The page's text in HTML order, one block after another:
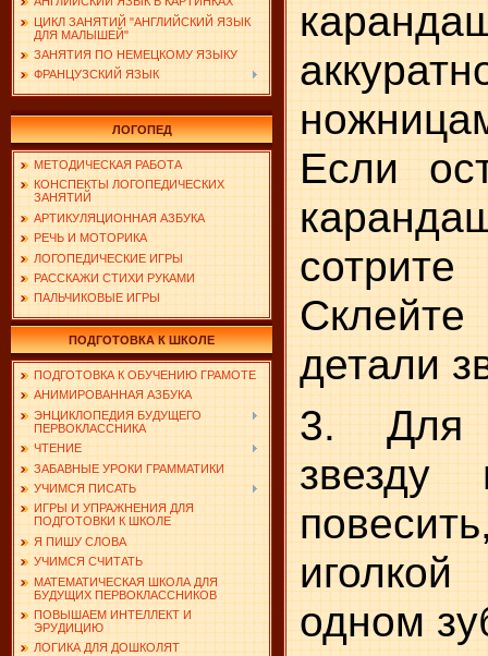
ЦИКЛ ЗАНЯТИЙ "АНГЛИЙСКИЙ ЯЗЫК
ДЛЯ МАЛЫШЕЙ"
ЗАНЯТИЯ ПО НЕМЕЦКОМУ ЯЗЫКУ
ФРАНЦУЗСКИЙ ЯЗЫК
ЛОГОПЕД
МЕТОДИЧЕСКАЯ РАБОТА
КОНСПЕКТЫ ЛОГОПЕДИЧЕСКИХ
ЗАНЯТИЙ
АРТИКУЛЯЦИОННАЯ АЗБУКА
РЕЧЬ И МОТОРИКА
ЛОГОПЕДИЧЕСКИЕ ИГРЫ
РАССКАЖИ СТИХИ РУКАМИ
ПАЛЬЧИКОВЫЕ ИГРЫ
ПОДГОТОВКА К ШКОЛЕ
ПОДГОТОВКА К ОБУЧЕНИЮ ГРАМОТЕ
АНИМИРОВАННАЯ АЗБУКА
ЭНЦИКЛОПЕДИЯ БУДУЩЕГО
ПЕРВОКЛАССНИКА
ЧТЕНИЕ
ЗАБАВНЫЕ УРОКИ ГРАММАТИКИ
УЧИМСЯ ПИСАТЬ
ИГРЫ И УПРАЖНЕНИЯ ДЛЯ
ПОДГОТОВКИ К ШКОЛЕ
Я ПИШУ СЛОВА
УЧИМСЯ СЧИТАТЬ
МАТЕМАТИЧЕСКАЯ ШКОЛА ДЛЯ
БУДУЩИХ ПЕРВОКЛАССНИКОВ
ПОВЫШАЕМ ИНТЕЛЛЕКТ И
ЭРУДИЦИЮ
ЛОГИКА ДЛЯ ДОШКОЛЯТ
Если
детали
3. Для
одном